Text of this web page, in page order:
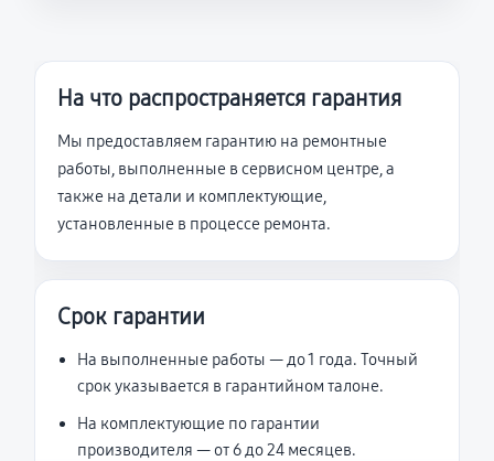
На что распространяется гарантия
Мы предоставляем гарантию на ремонтные
работы, выполненные в сервисном центре, а
также на детали и комплектующие,
установленные в процессе ремонта.
Срок гарантии
На выполненные работы — до 1 года. Точный
срок указывается в гарантийном талоне.
На комплектующие по гарантии
производителя — от 6 до 24 месяцев.